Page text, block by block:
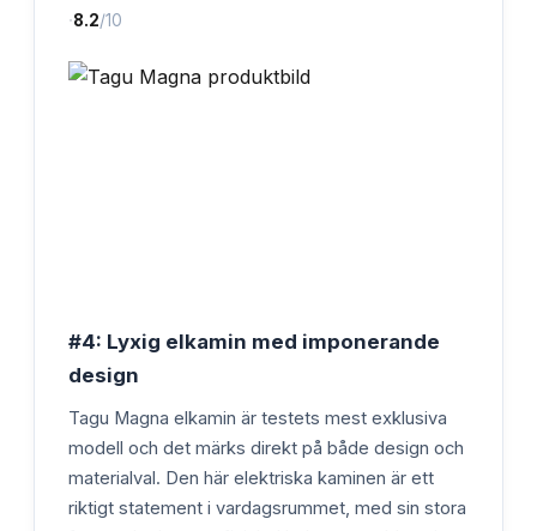
·8.2/10
#4: Lyxig elkamin med imponerande
design
Tagu Magna elkamin är testets mest exklusiva
modell och det märks direkt på både design och
materialval. Den här elektriska kaminen är ett
riktigt statement i vardagsrummet, med sin stora